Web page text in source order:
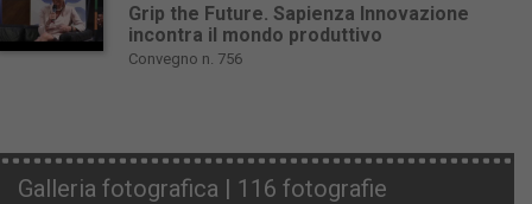
Grip the Future. Sapienza Innovazione
incontra il mondo produttivo
Convegno n. 756
Galleria fotografica | 116 fotografie